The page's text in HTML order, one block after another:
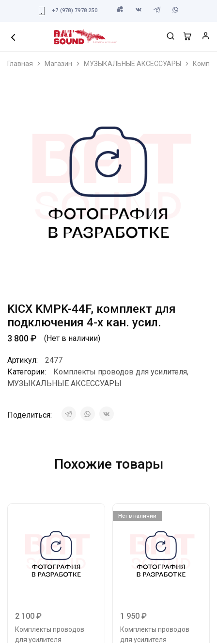
+7 (978) 7978 250
Главная Магазин МУЗЫКАЛЬНЫЕ АКСЕССУАРЫ
KICX KMPK-44F, комплект для
подключения 4-х кан. усил.
3 800₽ (Нет в наличии)
Артикул:
2477
Категории:
Комплекты проводов для усилителя,
МУЗЫКАЛЬНЫЕ АКСЕССУАРЫ
Поделиться:
Похожие товары
2 100 ₽
Комплекты проводов
для усилителя
Нет в наличии
1 950 ₽
Комплекты проводов
для усилителя